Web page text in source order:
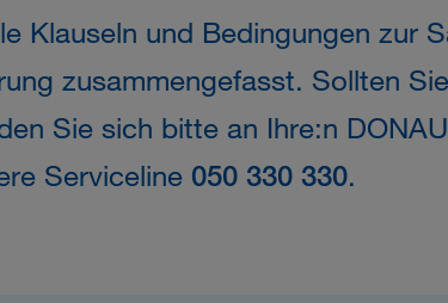
Klauseln und Bedingungen zur
zusammengefasst. Sollten Sie
Sie sich bitte an Ihre:n DONAU
Serviceline 050 330 330.